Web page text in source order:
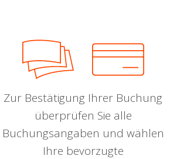
Zur Bestätigung Ihrer Buchung
überprüfen Sie alle
Buchungsangaben und wählen
Ihre bevorzugte